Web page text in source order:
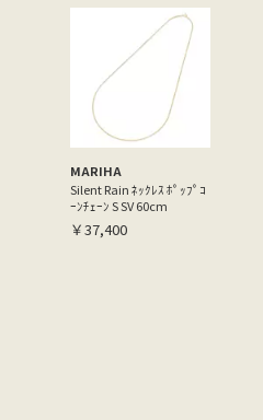
MARIHA
Silent Rain ﾈｯｸﾚｽ ﾎﾟｯﾌﾟｺ
ｰﾝﾁｪｰﾝ S SV 60cm
￥37,400